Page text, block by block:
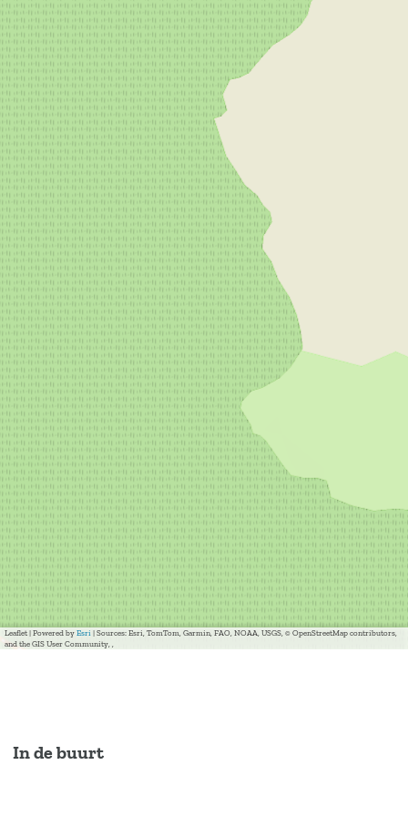
In de buurt
Leaflet | Powered by Esri | Sources: Esri, TomTom, Garmin, FAO, NOAA, USGS, © OpenStreetMap contributors,
and the GIS User Community, ,